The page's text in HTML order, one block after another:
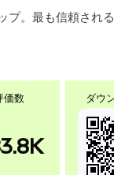
。最も信頼され
価数 ダウ